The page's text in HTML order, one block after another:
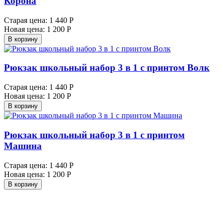
Старая цена: 1 440 Р
Новая цена: 1 200 Р
В корзину
Рюкзак школьный набор 3 в 1 с принтом Волк
Старая цена: 1 440 Р
Новая цена: 1 200 Р
В корзину
Рюкзак школьный набор 3 в 1 с принтом
Машина
Старая цена: 1 440 Р
Новая цена: 1 200 Р
В корзину